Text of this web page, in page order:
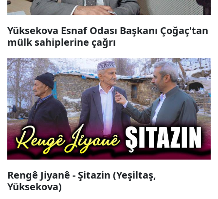
Yüksekova Esnaf Odası Başkanı Çoğaç'tan
mülk sahiplerine çağrı
Rengê Jiyanê - Şitazin (Yeşiltaş,
Yüksekova)